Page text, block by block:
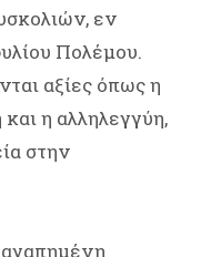
εν
Πολέμου.
αξίες όπως η
και η αλληλεγγύη,
στην